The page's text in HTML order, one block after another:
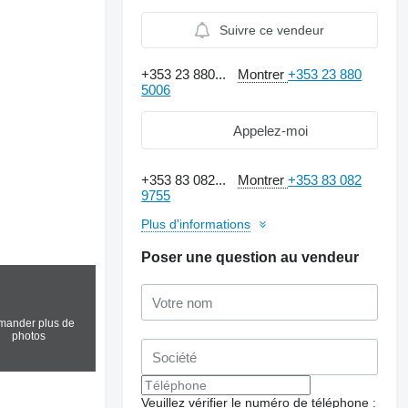
plus de
photos
Suivre ce vendeur
+353 23 880... Montrer+353 23 880
5006
Appelez-moi
+353 83 082... Montrer+353 83 082
9755
Plus d'informations
Poser une question au vendeur
Veuillez vérifier le numéro de téléphone :